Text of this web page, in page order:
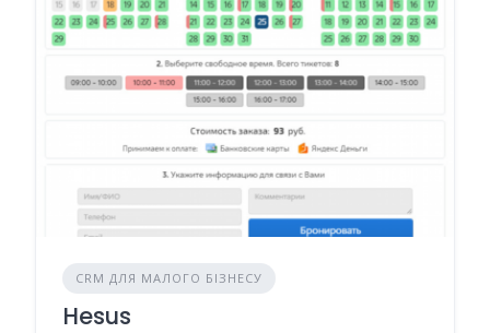
CRM ДЛЯ МАЛОГО БІЗНЕСУ
Hesus